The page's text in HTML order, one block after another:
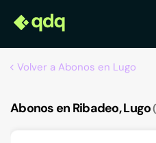
Volver a Abonos en Lugo
Abonos en Ribadeo, Lugo